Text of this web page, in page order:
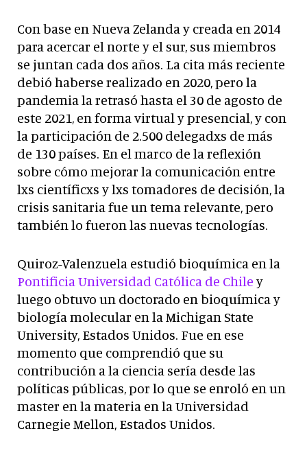
Con base en Nueva Zelanda y creada en 2014
para acercar el norte y el sur, sus miembros
se juntan cada dos años. La cita más reciente
debió haberse realizado en 2020, pero la
pandemia la retrasó hasta el 30 de agosto de
este 2021, en forma virtual y presencial, y con
la participación de 2.500 delegadxs de más
de 130 países. En el marco de la reflexión
sobre cómo mejorar la comunicación entre
lxs científicxs y lxs tomadores de decisión, la
crisis sanitaria fue un tema relevante, pero
también lo fueron las nuevas tecnologías.
Quiroz-Valenzuela estudió bioquímica en la
Pontificia Universidad Católica de Chile y
luego obtuvo un doctorado en bioquímica y
biología molecular en la Michigan State
University, Estados Unidos. Fue en ese
momento que comprendió que su
contribución a la ciencia sería desde las
políticas públicas, por lo que se enroló en un
master en la materia en la Universidad
Carnegie Mellon, Estados Unidos.